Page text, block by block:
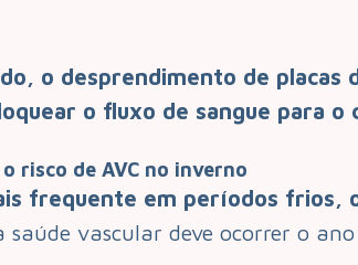
o desprendimento de
o fluxo de sangue para o
risco de AVC no inverno
frequente em períodos frios,
saúde vascular deve ocorrer o